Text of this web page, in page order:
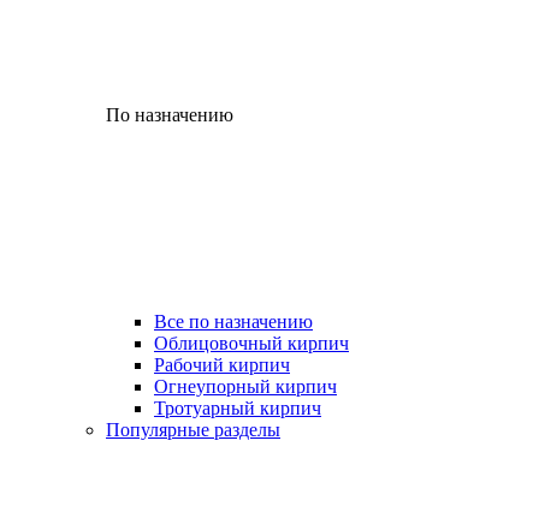
По назначению
Все по назначению
Облицовочный кирпич
Рабочий кирпич
Огнеупорный кирпич
Тротуарный кирпич
Популярные разделы